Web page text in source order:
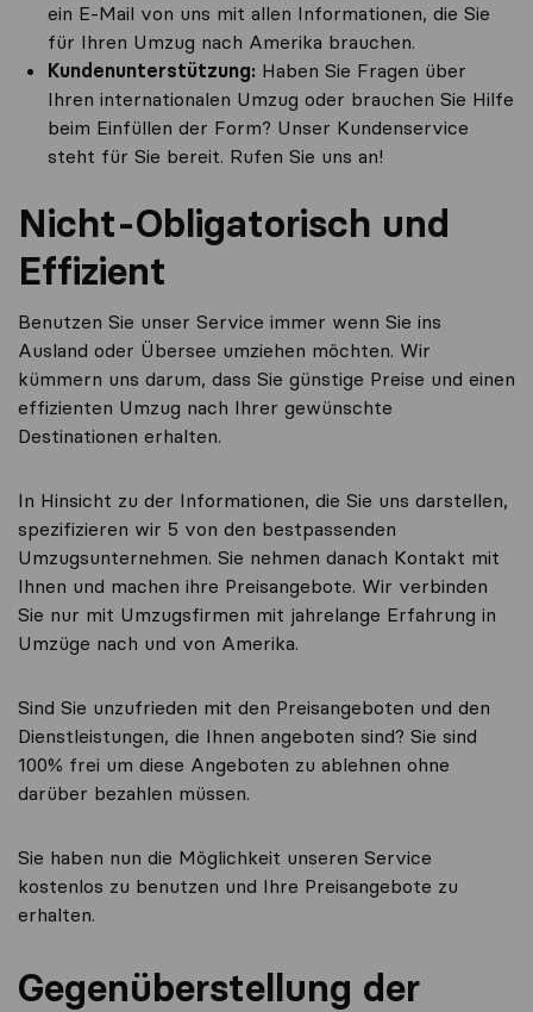
ein E-Mail von uns mit allen Informationen, die Sie
für Ihren Umzug nach Amerika brauchen.
Kundenunterstützung: Haben Sie Fragen über
Ihren internationalen Umzug oder brauchen Sie Hilfe
beim Einfüllen der Form? Unser Kundenservice
steht für Sie bereit. Rufen Sie uns an!
Nicht-Obligatorisch und
Effizient
Benutzen Sie unser Service immer wenn Sie ins
Ausland oder Übersee umziehen möchten. Wir
kümmern uns darum, dass Sie günstige Preise und einen
effizienten Umzug nach Ihrer gewünschte
Destinationen erhalten.
In Hinsicht zu der Informationen, die Sie uns darstellen,
spezifizieren wir 5 von den bestpassenden
Umzugsunternehmen. Sie nehmen danach Kontakt mit
Ihnen und machen ihre Preisangebote. Wir verbinden
Sie nur mit Umzugsfirmen mit jahrelange Erfahrung in
Umzüge nach und von Amerika.
Sind Sie unzufrieden mit den Preisangeboten und den
Dienstleistungen, die Ihnen angeboten sind? Sie sind
100% frei um diese Angeboten zu ablehnen ohne
darüber bezahlen müssen.
Sie haben nun die Möglichkeit unseren Service
kostenlos zu benutzen und Ihre Preisangebote zu
erhalten.
Gegenüberstellung der